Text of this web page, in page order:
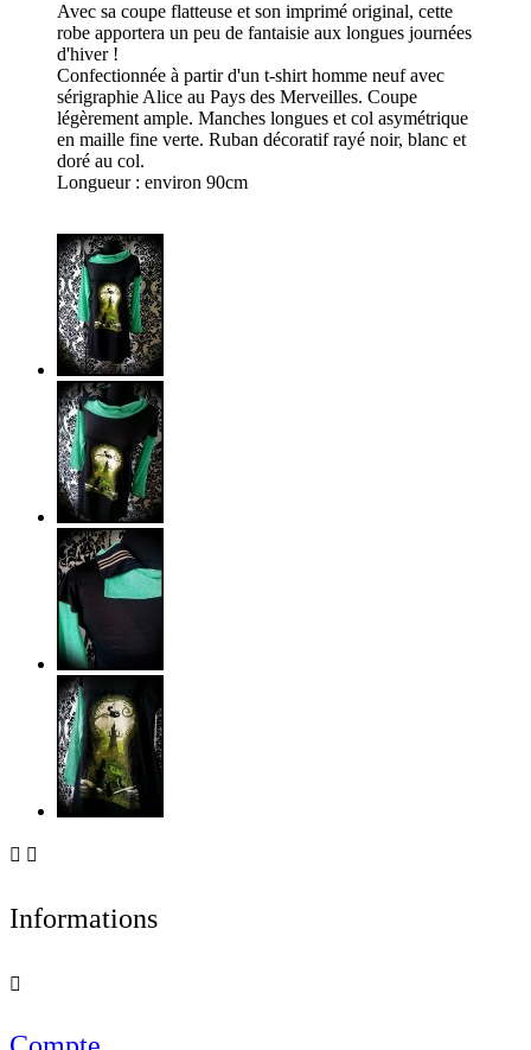
Avec sa coupe flatteuse et son imprimé original, cette
robe apportera un peu de fantaisie aux longues journées
d'hiver !
Confectionnée à partir d'un t-shirt homme neuf avec
sérigraphie Alice au Pays des Merveilles. Coupe
légèrement ample. Manches longues et col asymétrique
en maille fine verte. Ruban décoratif rayé noir, blanc et
doré au col.
Longueur : environ 90cm
 
Informations
